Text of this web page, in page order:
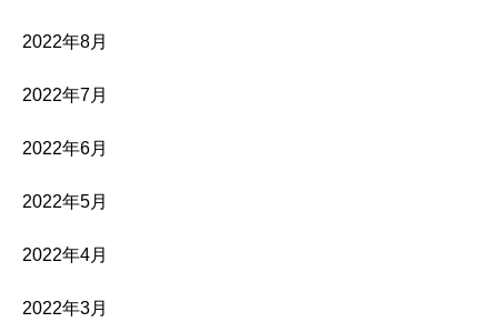
2022年8月
2022年7月
2022年6月
2022年5月
2022年4月
2022年3月